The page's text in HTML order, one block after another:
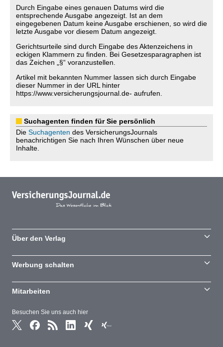
Durch Eingabe eines genauen Datums wird die
entsprechende Ausgabe angezeigt. Ist an dem
eingegebenen Datum keine Ausgabe erschienen, so wird die
letzte Ausgabe vor diesem Datum angezeigt.
Gerichtsurteile sind durch Eingabe des Aktenzeichens in
eckigen Klammern zu finden. Bei Gesetzesparagraphen ist
das Zeichen „§“ voranzustellen.
Artikel mit bekannten Nummer lassen sich durch Eingabe
dieser Nummer in der URL hinter
https://www.versicherungsjournal.de- aufrufen.
Suchagenten finden für Sie persönlich
Die Suchagenten des VersicherungsJournals
benachrichtigen Sie nach Ihren Wünschen über neue
Inhalte.
Besuchen Sie uns auch hier
Über den Verlag
Werbung schalten
Mitarbeiten